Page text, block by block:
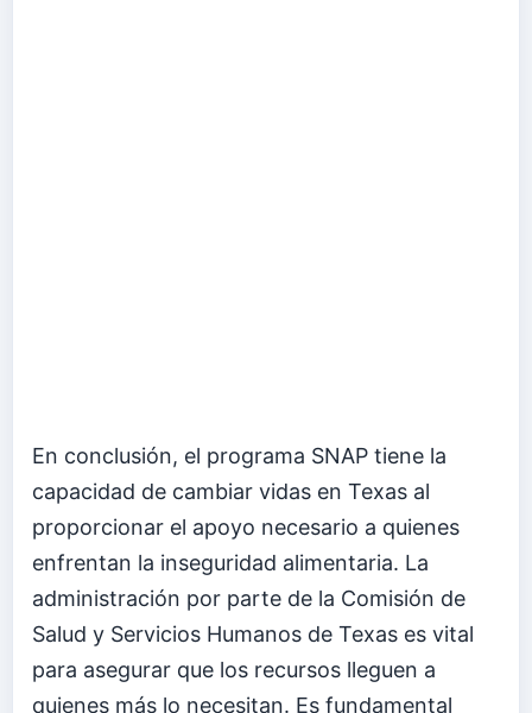
En conclusión, el programa SNAP tiene la
capacidad de cambiar vidas en Texas al
proporcionar el apoyo necesario a quienes
enfrentan la inseguridad alimentaria. La
administración por parte de la Comisión de
Salud y Servicios Humanos de Texas es vital
para asegurar que los recursos lleguen a
quienes más lo necesitan. Es fundamental